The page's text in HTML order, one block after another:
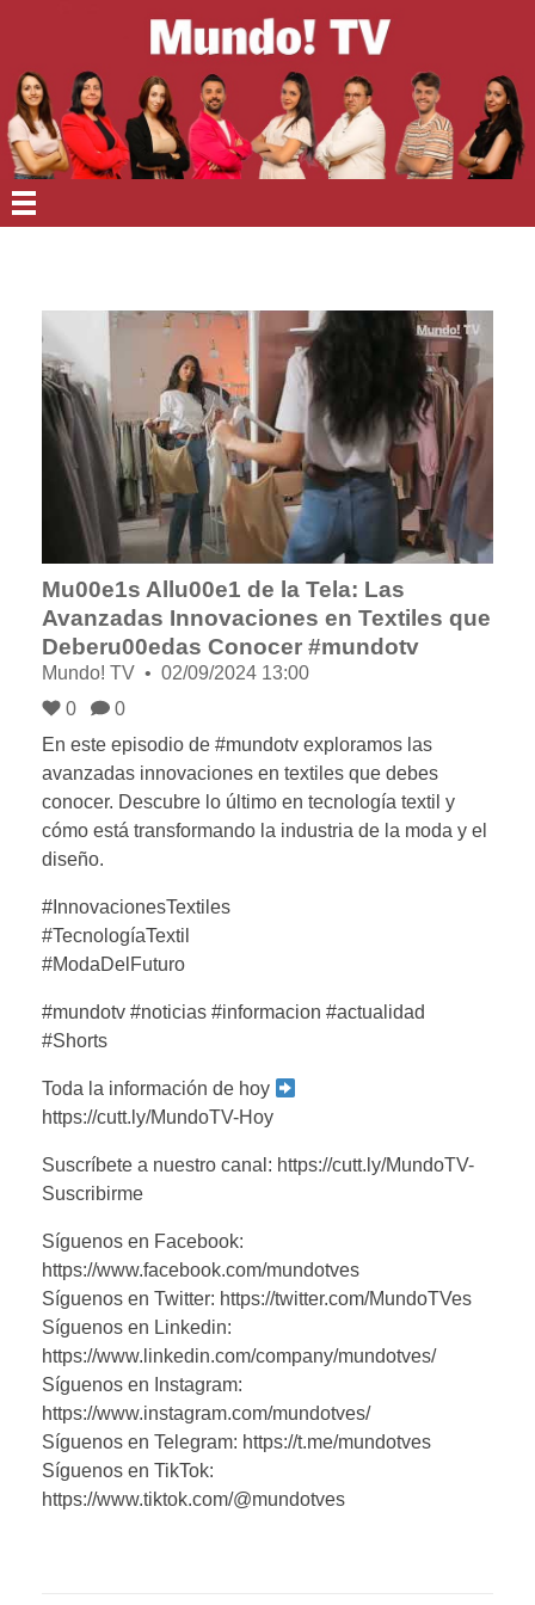
Mu00e1s Allu00e1 de la Tela: Las
Avanzadas Innovaciones en Textiles que
Deberu00edas Conocer #mundotv
Mundo! TV
02/09/2024 13:00
0
0
En este episodio de #mundotv exploramos las
avanzadas innovaciones en textiles que debes
conocer. Descubre lo último en tecnología textil y
cómo está transformando la industria de la moda y el
diseño.
#InnovacionesTextiles
#TecnologíaTextil
#ModaDelFuturo
#mundotv #noticias #informacion #actualidad
#Shorts
Toda la información de hoy
https://cutt.ly/MundoTV-Hoy
Suscríbete a nuestro canal: https://cutt.ly/MundoTV-
Suscribirme
Síguenos en Facebook:
https://www.facebook.com/mundotves
Síguenos en Twitter: https://twitter.com/MundoTVes
Síguenos en Linkedin:
https://www.linkedin.com/company/mundotves/
Síguenos en Instagram:
https://www.instagram.com/mundotves/
Síguenos en Telegram: https://t.me/mundotves
Síguenos en TikTok:
https://www.tiktok.com/@mundotves